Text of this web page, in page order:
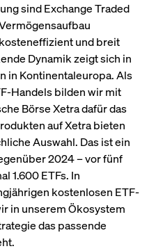
sind Exchange Traded
und breit
Dynamik zeigt sich in
in Kontinentaleuropa. Als
Handels bilden wir mit
Börse Xetra dafür das
auf Xetra bieten
Auswahl. Das ist ein
2024 – vor fünf
1.600 ETFs. In
kostenlosen ETF-
in unserem Ökosystem
das passende
Gültig
bis
Beschreibung
/
Gültig
bis
Beschreibung